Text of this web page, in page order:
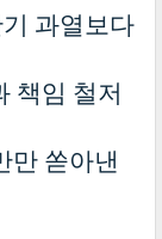
과열보다
책임 철저
만 쏟아낸